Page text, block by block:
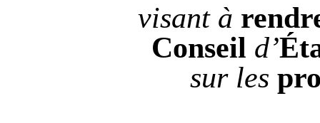
visant à
Conseil d’
sur les